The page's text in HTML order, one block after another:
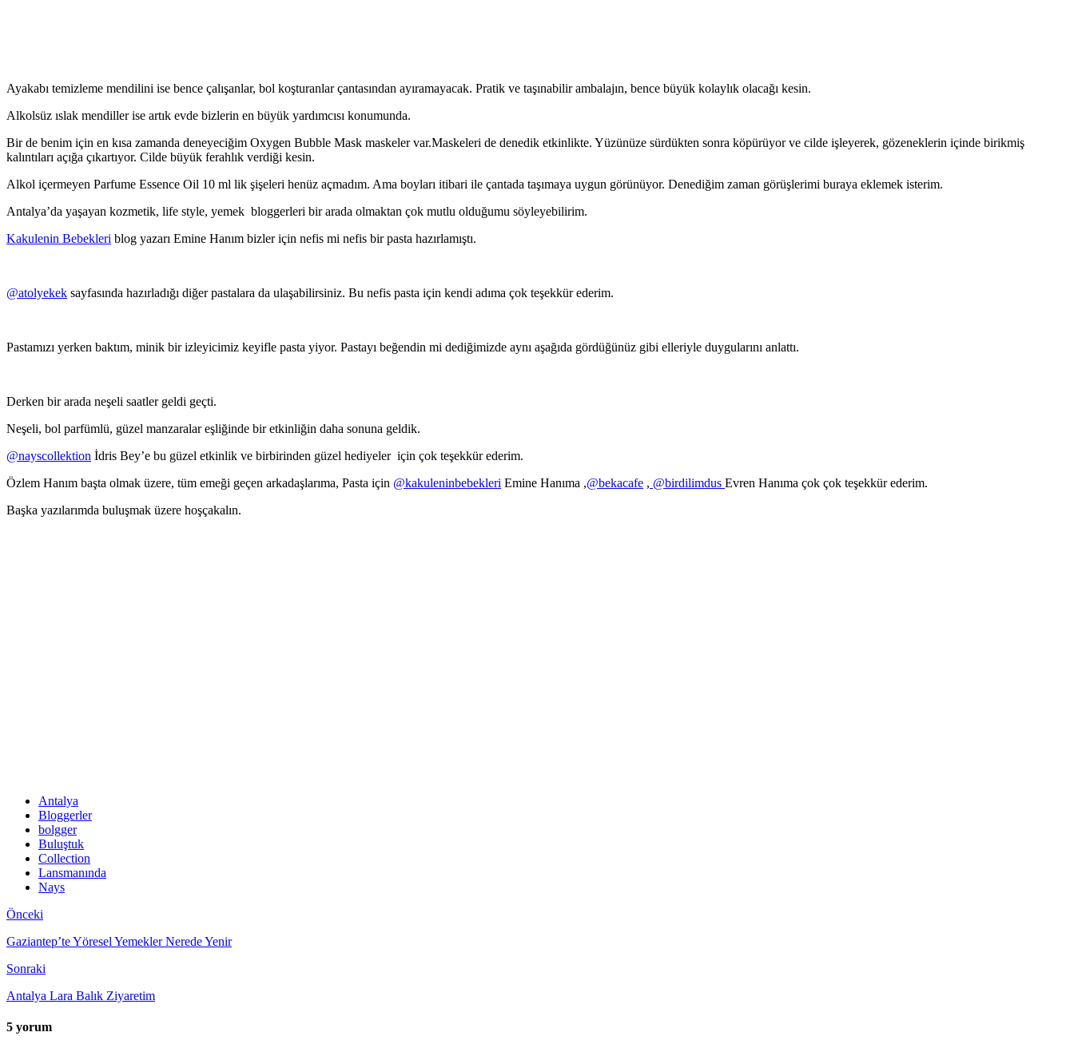
Ayakabı temizleme mendilini ise bence çalışanlar, bol koşturanlar çantasından ayıramayacak. Pratik ve taşınabilir ambalajın, bence büyük kolaylık olacağı kesin.
Alkolsüz ıslak mendiller ise artık evde bizlerin en büyük yardımcısı konumunda.
Bir de benim için en kısa zamanda deneyeciğim Oxygen Bubble Mask maskeler var.Maskeleri de denedik etkinlikte. Yüzünüze sürdükten sonra köpürüyor ve cilde işleyerek, gözeneklerin içinde birikmiş
kalıntıları açığa çıkartıyor. Cilde büyük ferahlık verdiği kesin.
Alkol içermeyen Parfume Essence Oil 10 ml lik şişeleri henüz açmadım. Ama boyları itibari ile çantada taşımaya uygun görünüyor. Denediğim zaman görüşlerimi buraya eklemek isterim.
Antalya’da yaşayan kozmetik, life style, yemek bloggerleri bir arada olmaktan çok mutlu olduğumu söyleyebilirim.
Kakulenin Bebekleri blog yazarı Emine Hanım bizler için nefis mi nefis bir pasta hazırlamıştı.
@atolyekek sayfasında hazırladığı diğer pastalara da ulaşabilirsiniz. Bu nefis pasta için kendi adıma çok teşekkür ederim.
Pastamızı yerken baktım, minik bir izleyicimiz keyifle pasta yiyor. Pastayı beğendin mi dediğimizde aynı aşağıda gördüğünüz gibi elleriyle duygularını anlattı.
Derken bir arada neşeli saatler geldi geçti.
Neşeli, bol parfümlü, güzel manzaralar eşliğinde bir etkinliğin daha sonuna geldik.
@nayscollektion İdris Bey’e bu güzel etkinlik ve birbirinden güzel hediyeler için çok teşekkür ederim.
Özlem Hanım başta olmak üzere, tüm emeği geçen arkadaşlarıma, Pasta için @kakuleninbebekleri Emine Hanıma ,@bekacafe , @birdilimdus Evren Hanıma çok çok teşekkür ederim.
Başka yazılarımda buluşmak üzere hoşçakalın.
Antalya
Bloggerler
bolgger
Buluştuk
Collection
Lansmanında
Nays
Önceki
Gaziantep’te Yöresel Yemekler Nerede Yenir
Sonraki
Antalya Lara Balık Ziyaretim
5 yorum